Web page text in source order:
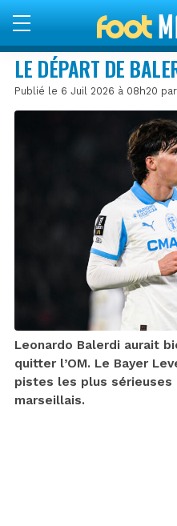
LE DÉPART DE
Publié le 6 Juil 2026 à 08h20 par
Leonardo Balerdi aurait
quitter l’OM. Le Bayer
pistes les plus sérieuses
marseillais.